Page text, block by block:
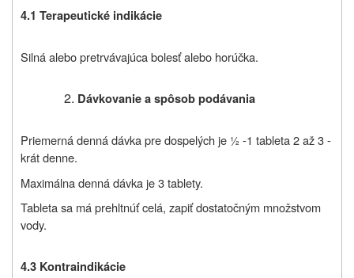
4.1 Terapeutické indikácie
Silná alebo pretrvávajúca bolesť alebo horúčka.
Dávkovanie a spôsob podávania
Priemerná denná dávka pre dospelých je ½ -1 tableta 2 až 3 -
krát denne.
Maximálna denná dávka je 3 tablety.
Tableta sa má prehltnúť celá, zapiť dostatočným množstvom
vody.
4.3 Kontraindikácie